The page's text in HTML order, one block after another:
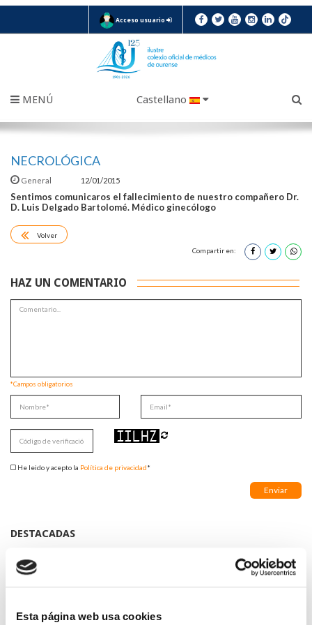
Esta página web usa cookies
Acceso usuario
MENÚ Castellano
NECROLÓGICA
General 12/01/2015
Sentimos comunicaros el fallecimiento de nuestro compañero Dr.
D. Luis Delgado Bartolomé. Médico ginecólogo
Volver
Compartir en:
HAZ UN COMENTARIO
*Campos obligatorios
He leido y acepto la Política de privacidad*
DESTACADAS
AL PACTO DE ESTADO FRENTE A LA EMERGENCIA CLIMÁTICA